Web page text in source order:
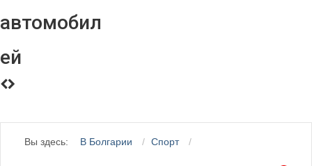
автомобил
ей
Вы здесь: В Болгарии Спорт